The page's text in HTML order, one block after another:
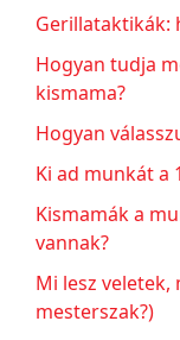
Gerillataktikák:
Hogyan tudja
kismama?
Hogyan
Ki ad munkát a
Kismamák a
vannak?
Mi lesz veletek,
mesterszak?)